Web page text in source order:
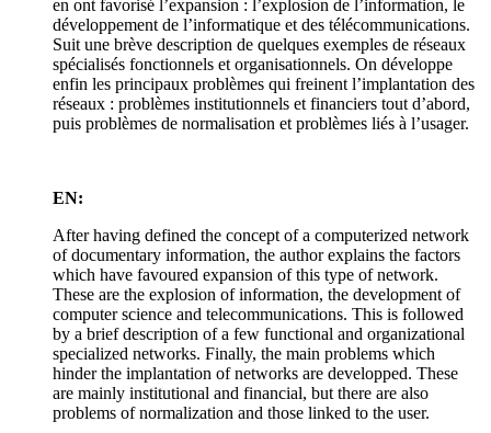
en ont favorisé l’expansion : l’explosion de l’information, le
développement de l’informatique et des télécommunications.
Suit une brève description de quelques exemples de réseaux
spécialisés fonctionnels et organisationnels. On développe
enfin les principaux problèmes qui freinent l’implantation des
réseaux : problèmes institutionnels et financiers tout d’abord,
puis problèmes de normalisation et problèmes liés à l’usager.
EN:
After having defined the concept of a computerized network
of documentary information, the author explains the factors
which have favoured expansion of this type of network.
These are the explosion of information, the development of
computer science and telecommunications. This is followed
by a brief description of a few functional and organizational
specialized networks. Finally, the main problems which
hinder the implantation of networks are developped. These
are mainly institutional and financial, but there are also
problems of normalization and those linked to the user.